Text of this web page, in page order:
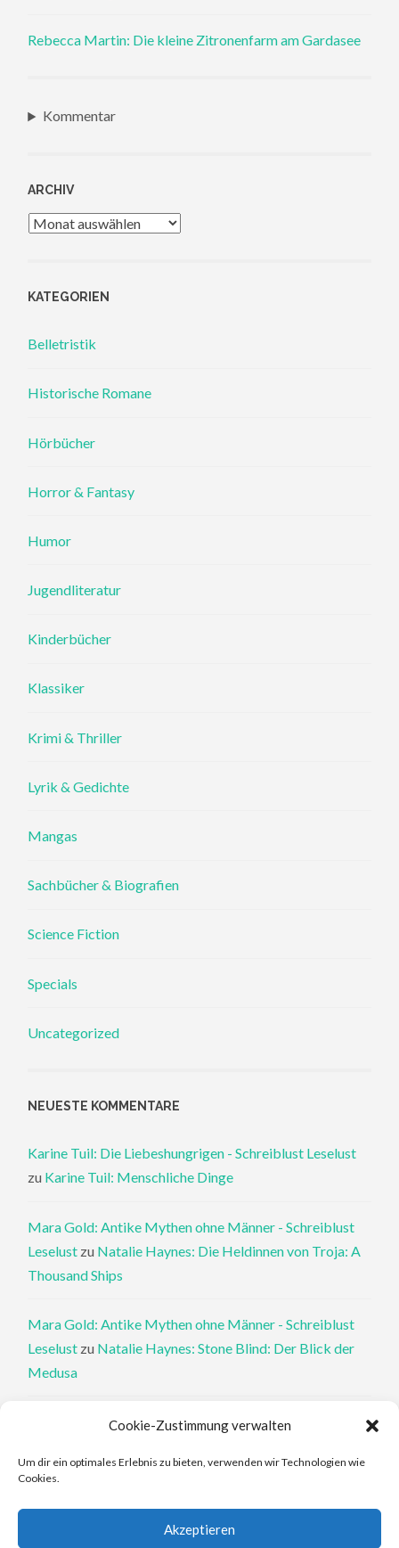
Cookie-Zustimmung verwalten
Um dir ein optimales Erlebnis zu bieten, verwenden wir Technologien wie
Cookies.
Akzeptieren
Rebecca Martin: Die kleine Zitronenfarm am Gardasee
Kommentar
ARCHIV
Archiv
KATEGORIEN
Belletristik
Historische Romane
Hörbücher
Horror & Fantasy
Humor
Jugendliteratur
Kinderbücher
Klassiker
Krimi & Thriller
Lyrik & Gedichte
Mangas
Sachbücher & Biografien
Science Fiction
Specials
Uncategorized
NEUESTE KOMMENTARE
Karine Tuil: Die Liebeshungrigen - Schreiblust Leselust
zu Karine Tuil: Menschliche Dinge
Mara Gold: Antike Mythen ohne Männer - Schreiblust
Leselust zu Natalie Haynes: Die Heldinnen von Troja: A
Thousand Ships
Mara Gold: Antike Mythen ohne Männer - Schreiblust
Leselust zu Natalie Haynes: Stone Blind: Der Blick der
Medusa
Philippa Perry: Die Therapeutin und ihre Mörder: Dr. Pat
Philippa Perry: Das Buch, von dem du dir wünschst, deine
Elena Ferrante: An den Rändern - Schreiblust Leselust